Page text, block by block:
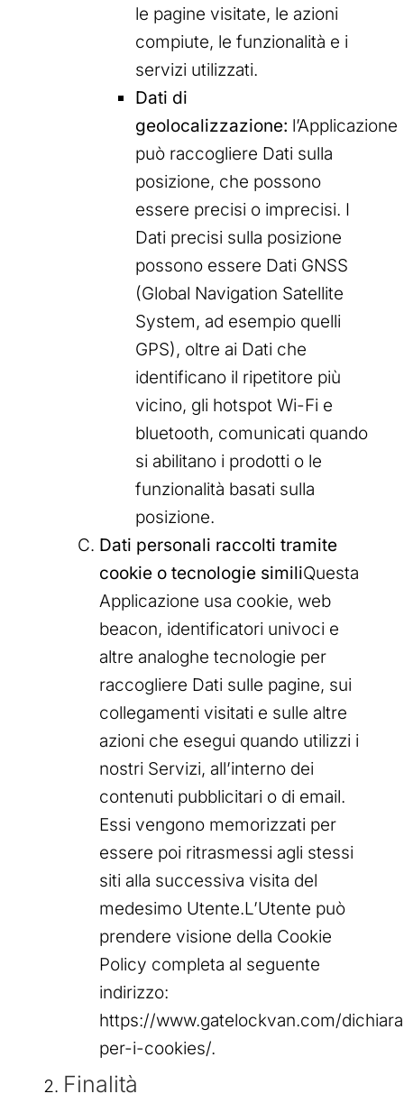
le pagine visitate, le azioni
compiute, le funzionalità e i
servizi utilizzati.
Dati di
geolocalizzazione: l’Applicazione
può raccogliere Dati sulla
posizione, che possono
essere precisi o imprecisi. I
Dati precisi sulla posizione
possono essere Dati GNSS
(Global Navigation Satellite
System, ad esempio quelli
GPS), oltre ai Dati che
identificano il ripetitore più
vicino, gli hotspot Wi-Fi e
bluetooth, comunicati quando
si abilitano i prodotti o le
funzionalità basati sulla
posizione.
Dati personali raccolti tramite
cookie o tecnologie similiQuesta
Applicazione usa cookie, web
beacon, identificatori univoci e
altre analoghe tecnologie per
raccogliere Dati sulle pagine, sui
collegamenti visitati e sulle altre
azioni che esegui quando utilizzi i
nostri Servizi, all’interno dei
contenuti pubblicitari o di email.
Essi vengono memorizzati per
essere poi ritrasmessi agli stessi
siti alla successiva visita del
medesimo Utente.L’Utente può
prendere visione della Cookie
Policy completa al seguente
indirizzo:
https://www.gatelockvan.com/
per-i-cookies/.
Finalità